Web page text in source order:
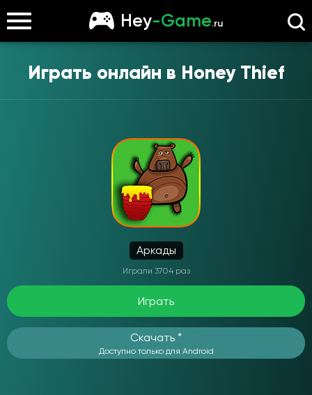
Hey-Game.ru
Играть онлайн в Honey Thief
Аркады
Играли 3704 раз
Играть
Скачать *
Доступно только для Android